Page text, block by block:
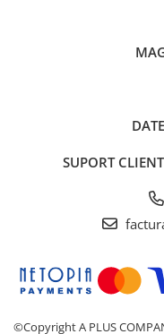
SUPORT
©Copyright A PLUS